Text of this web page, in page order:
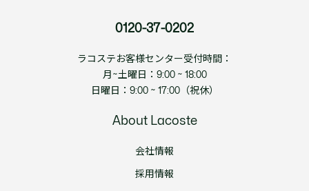
0120-37-0202
ラコステお客様センター受付時間：
月~土曜日：9:00 ~ 18:00
日曜日：9:00 ~ 17:00（祝休）
About Lacoste
会社情報
採用情報